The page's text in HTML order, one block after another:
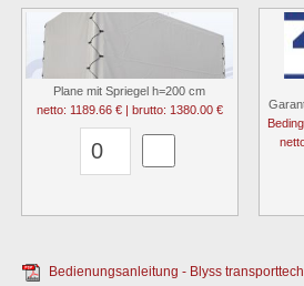
Plane mit Spriegel h=200 cm
netto: 1189.66 € | brutto: 1380.00 €
Bedienungsanleitung - Blyss